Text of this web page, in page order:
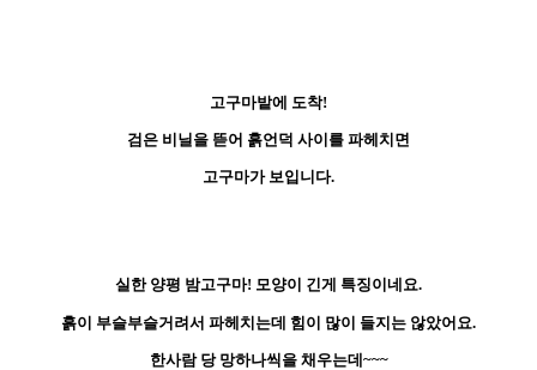
고구마밭에 도착!
검은 비닐을 뜯어 흙언덕 사이를 파헤치면
고구마가 보입니다.
실한 양평 밤고구마! 모양이 긴게 특징이네요.
흙이 부슬부슬거려서 파헤치는데 힘이 많이 들지는 않았어요.
한사람 당 망하나씩을 채우는데~~~